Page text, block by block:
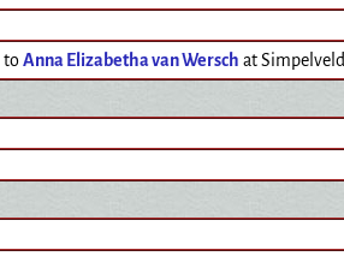
toAnna Elizabetha van Wersch at Simpelveld